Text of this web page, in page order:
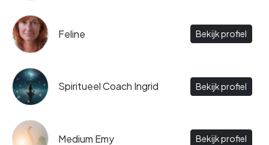
Feline Bekijk profiel
Spiritueel Coach Ingrid Bekijk profiel
Medium Emy Bekijk profiel